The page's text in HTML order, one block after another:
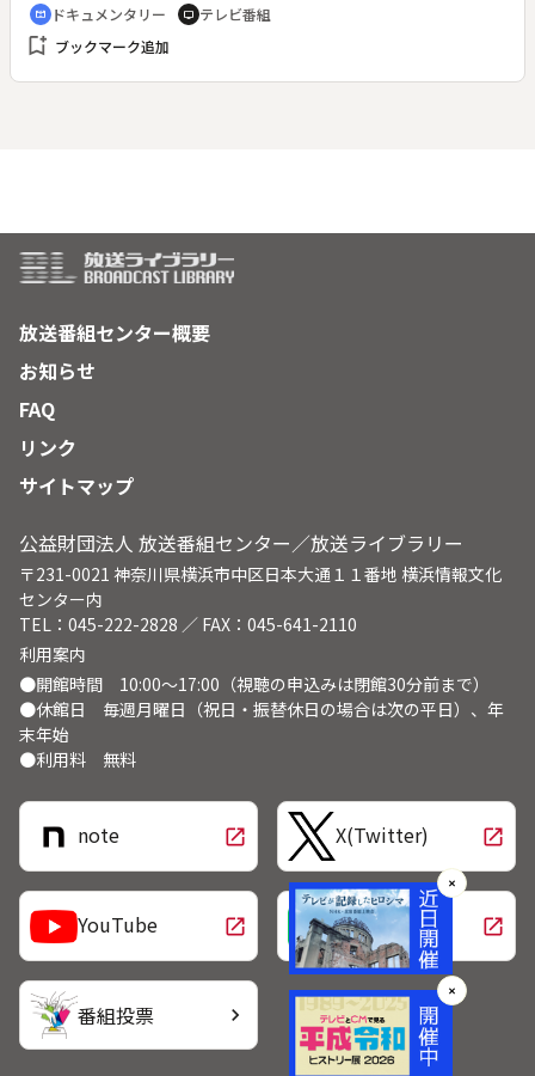
cinematic_blur ドキュメンタリー tv テレビ番組
bookmark_add ブックマーク追加
放送番組センター概要
お知らせ
FAQ
リンク
サイトマップ
公益財団法人 放送番組センター／放送ライブラリー
〒231-0021 神奈川県横浜市中区日本大通１１番地 横浜情報文化
センター内
TEL：045-222-2828 ／ FAX：045-641-2110
利用案内
●開館時間 10:00～17:00（視聴の申込みは閉館30分前まで）
●休館日 毎週月曜日（祝日・振替休日の場合は次の平日）、年
末年始
●利用料 無料
note open_in_new X(Twitter) open_in_new
YouTube open_in_new LINE open_in_new
番組投票 chevron_right
✕
✕